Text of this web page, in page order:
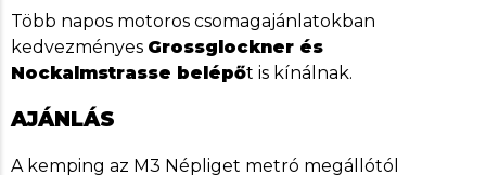
Több napos motoros csomagajánlatokban
kedvezményes Grossglockner és
Nockalmstrasse belépőt is kínálnak.
AJÁNLÁS
A kemping az M3 Népliget metró megállótól